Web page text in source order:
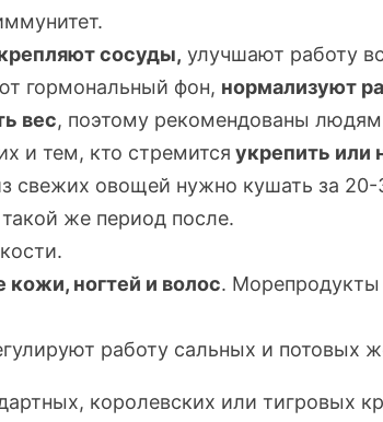
сосуды, улучшают работу
гормональный фон, нормализуют
вес, поэтому рекомендованы
и тем, кто стремится укрепить
свежих овощей нужно кушать за 20-
же период после.
ногтей и волос. Морепродукты
работу сальных и потовых
королевских или тигровых